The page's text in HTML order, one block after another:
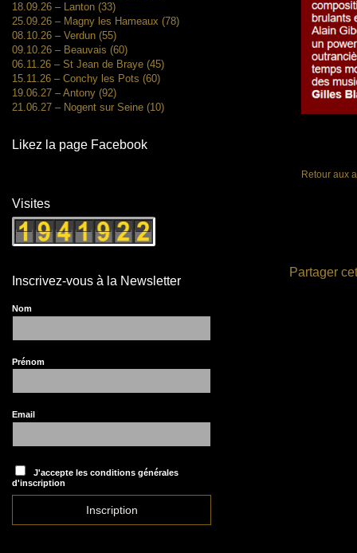
Retour aux
Partager
18.09.26 – Lanton (33)
25.09.26 – Magny les Hameaux (78)
08.10.26 – Verdun (55)
09.10.26 – Beauvais (60)
06.11.26 – St Jean de Braye (45)
15.11.26 – Conchy les Pots (60)
19.06.27 – Antony (92)
21.06.27 – Nogent sur Seine (10)
Likez la page Facebook
Visites
Inscrivez-vous à la Newsletter
Nom
Prénom
Email
J'accepte les conditions générales
d'inscription